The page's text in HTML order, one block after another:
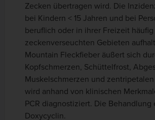
Zecken übertragen wird. Die
bei Kindern < 15 Jahren und bei
beruflich oder in ihrer Freizeit häufig
zeckenverseuchten Gebieten
Mountain Fleckfieber äußert sich
Kopfschmerzen, Schüttelfrost,
Muskelschmerzen und
wird anhand von klinischen
PCR diagnostiziert. Die Behandlung
Doxycyclin.